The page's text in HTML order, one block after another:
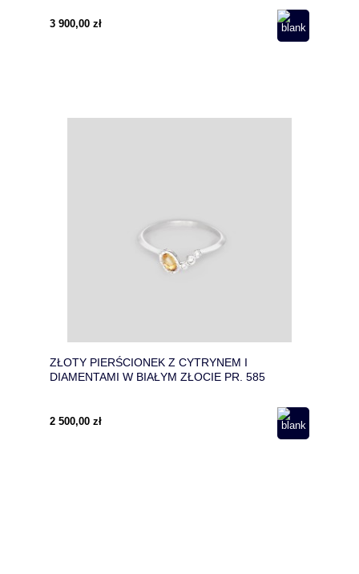
3 900,00 zł
ZŁOTY PIERŚCIONEK Z CYTRYNEM I
DIAMENTAMI W BIAŁYM ZŁOCIE PR. 585
2 500,00 zł